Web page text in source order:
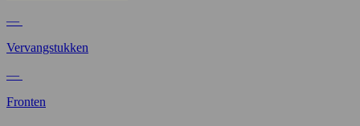
—
Vervangstukken
—
Fronten